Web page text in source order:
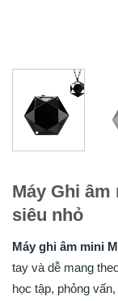
Máy Ghi âm
siêu nhỏ
Máy ghi âm mini
tay và dễ mang
học tập, phỏng